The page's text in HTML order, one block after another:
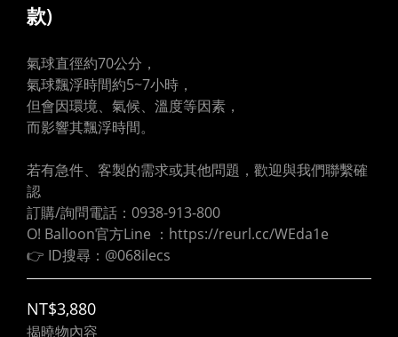
款)
氣球直徑約70公分，
氣球飄浮時間約5~7小時，
但會因環境、氣候、溫度等因素，
而影響其飄浮時間。
若有急件、客製的需求或其他問題，歡迎與我們聯繫確
認
訂購/詢問電話：0938-913-800
O! Balloon官方Line ：https://reurl.cc/WEda1e
👉 ID搜尋：@068ilecs
NT$3,880
揭曉物內容